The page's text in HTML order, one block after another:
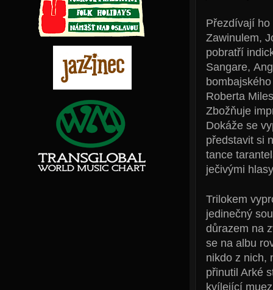
Přezdívají ho
Zawinulem,
pobratří
Sangare,
Roberta
Zbožňuje
Dokáže se
představit si
tance
ječivými
Trilokem
jedinečný
důrazem na
se na albu
nikdo z nich,
přinutil Arké
kvílející